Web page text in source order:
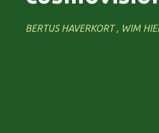
BERTUS HAVERKORT , WIM